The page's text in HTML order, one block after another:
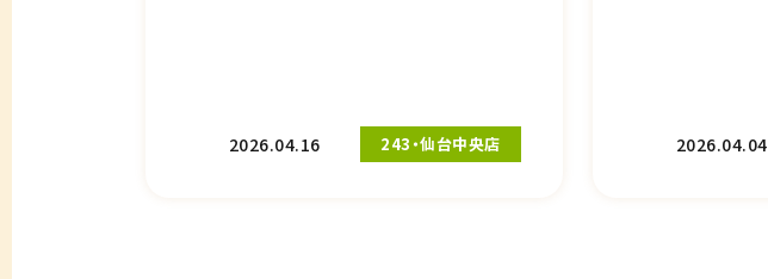
2026.04.16 243・仙台中央店 2026.04.04